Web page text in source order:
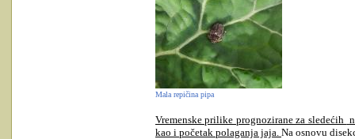
Mala repičina pipa
Vremenske prilike prognozirane za sledećih
kao i početak polaganja jaja. Na osnovu